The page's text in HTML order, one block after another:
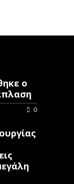
ο
0